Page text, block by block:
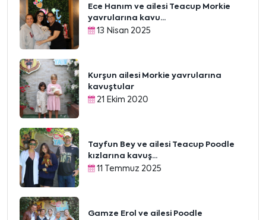
Ece Hanım ve ailesi Teacup Morkie
yavrularına kavu...
13 Nisan 2025
Kurşun ailesi Morkie yavrularına
kavuştular
21 Ekim 2020
Tayfun Bey ve ailesi Teacup Poodle
kızlarına kavuş...
11 Temmuz 2025
Gamze Erol ve ailesi Poodle